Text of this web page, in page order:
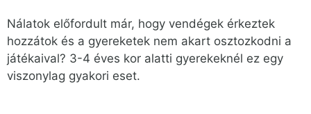
Nálatok előfordult már, hogy vendégek érkeztek
hozzátok és a gyereketek nem akart osztozkodni a
játékaival? 3-4 éves kor alatti gyerekeknél ez egy
viszonylag gyakori eset.